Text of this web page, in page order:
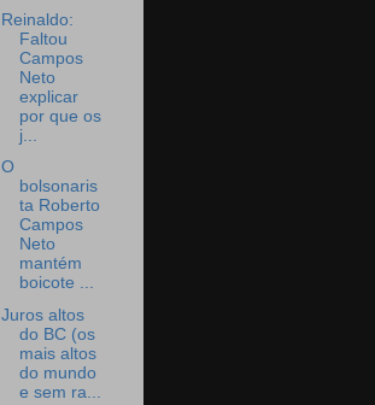
Reinaldo:
Faltou
Campos
Neto
explicar
por que os
j...
O
bolsonaris
ta Roberto
Campos
Neto
mantém
boicote ...
Juros altos
do BC (os
mais altos
do mundo
e sem ra...